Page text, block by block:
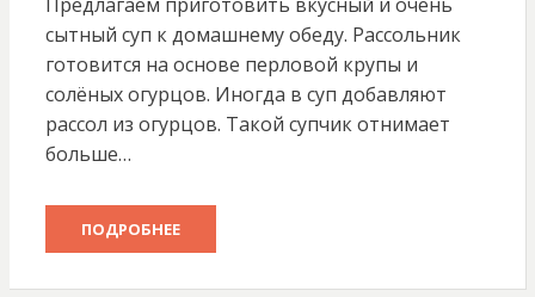
сытный суп к домашнему обеду. Рассольник
готовится на основе перловой крупы и
солёных огурцов. Иногда в суп добавляют
рассол из огурцов. Такой супчик отнимает
больше…
ПОДРОБНЕЕ